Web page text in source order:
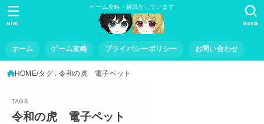
ゲーム攻略・解説をしています
ホーム ゲーム攻略 プライバシーポリシー お問い合わせ
SEARCH
MENU
HOME タグ : 令和の虎 電子ペット
令和の虎 電子ペット